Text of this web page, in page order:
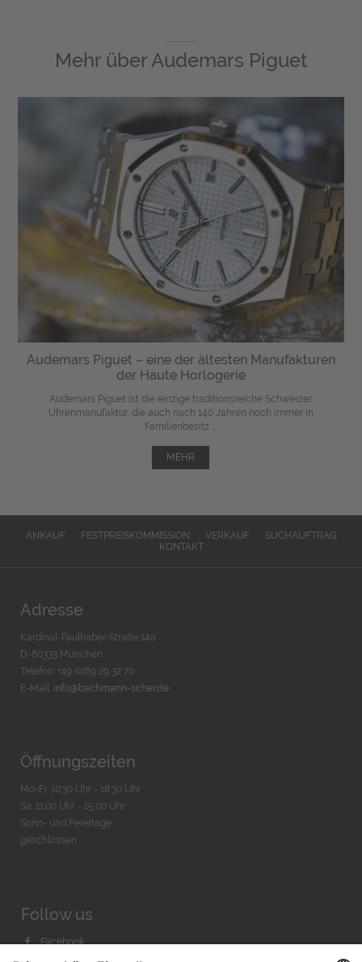
Mehr überAudemars Piguet
Audemars Piguet – eine der ältesten Manufakturen
der Haute Horlogerie
Audemars Piguet ist die einzige traditionsreiche Schweizer
Uhrenmanufaktur, die auch nach 140 Jahren noch immer in
Familienbesitz ...
MEHR
ANKAUF FESTPREISKOMMISSION VERKAUF
SUCHAUFTRAG
KONTAKT
Adresse
Kardinal-Faulhaber-Straße 14a
D-80333 München
Telefon: +49 (0)89 29 32 70
E-Mail: info@bachmann-scher.de
Öffnungszeiten
Mo-Fr. 10:30 Uhr - 18:30 Uhr
Sa. 11:00 Uhr - 15.00 Uhr
Sonn- und Feiertage
geschlossen
Follow us
Facebook
Instagram